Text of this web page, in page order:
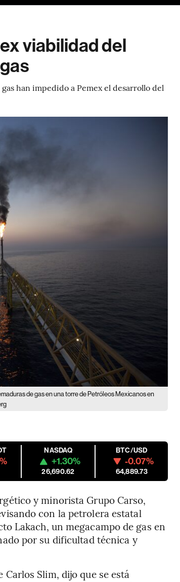
viabilidad del
han impedido a Pemex el desarrollo del
de gas en una torre de Petróleos Mexicanos en
NASDAQ
+1.30%
26,690.62
BTC/USD
-0.07%
64,889.73
y minorista Grupo Carso,
con la petrolera estatal
Lakach, un megacampo de gas en
por su dificultad técnica y
Slim, dijo que se está